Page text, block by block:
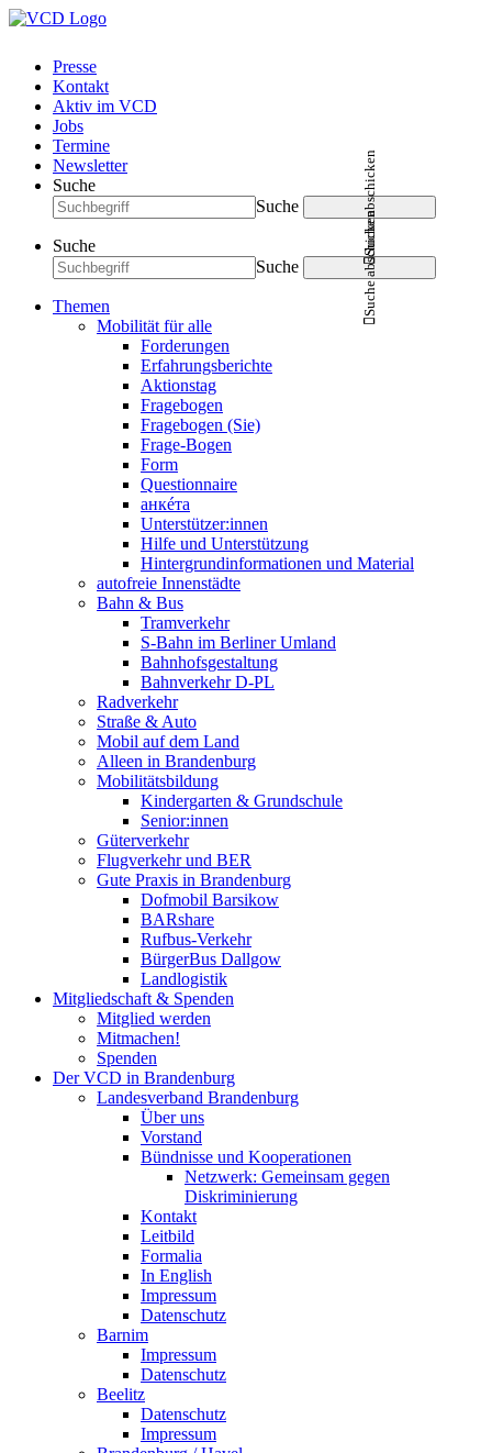
Presse
Kontakt
Aktiv im VCD
Jobs
Termine
Newsletter
Suche
Suche
Suche abschicken
Suche
Suche
Suche abschicken
Themen
Mobilität für alle
Forderungen
Erfahrungsberichte
Aktionstag
Fragebogen
Fragebogen (Sie)
Frage-Bogen
Form
Questionnaire
анкéта
Unterstützer:innen
Hilfe und Unterstützung
Hintergrundinformationen und Material
autofreie Innenstädte
Bahn & Bus
Tramverkehr
S-Bahn im Berliner Umland
Bahnhofsgestaltung
Bahnverkehr D-PL
Radverkehr
Straße & Auto
Mobil auf dem Land
Alleen in Brandenburg
Mobilitätsbildung
Kindergarten & Grundschule
Senior:innen
Güterverkehr
Flugverkehr und BER
Gute Praxis in Brandenburg
Dofmobil Barsikow
BARshare
Rufbus-Verkehr
BürgerBus Dallgow
Landlogistik
Mitgliedschaft & Spenden
Mitglied werden
Mitmachen!
Spenden
Der VCD in Brandenburg
Landesverband Brandenburg
Über uns
Vorstand
Bündnisse und Kooperationen
Netzwerk: Gemeinsam gegen
Diskriminierung
Kontakt
Leitbild
Formalia
In English
Impressum
Datenschutz
Barnim
Impressum
Datenschutz
Beelitz
Datenschutz
Impressum